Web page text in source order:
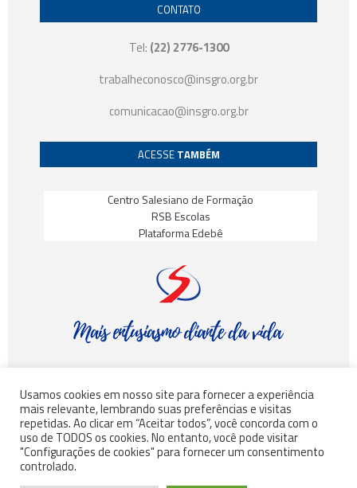
CONTATO
Tel: (22) 2776-1300
trabalheconosco@insgro.org.br
comunicacao@insgro.org.br
ACESSE TAMBÉM
Centro Salesiano de Formação
RSB Escolas
Plataforma Edebê
© Rede Salesiana Brasil – Todos os direitos reservados
Usamos cookies em nosso site para fornecer a experiência
mais relevante, lembrando suas preferências e visitas
repetidas. Ao clicar em “Aceitar todos”, você concorda com o
uso de TODOS os cookies. No entanto, você pode visitar
"Configurações de cookies" para fornecer um consentimento
controlado.